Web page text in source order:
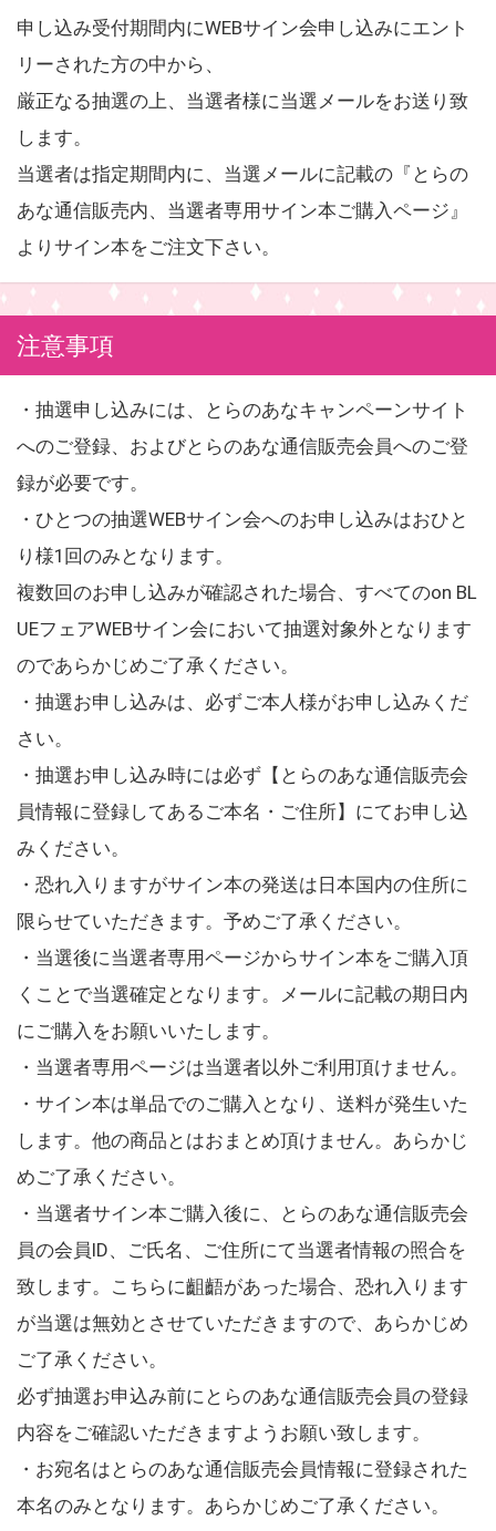
申し込み受付期間内にWEBサイン会申し込みにエント
リーされた方の中から、
厳正なる抽選の上、当選者様に当選メールをお送り致
します。
当選者は指定期間内に、当選メールに記載の『とらの
あな通信販売内、当選者専用サイン本ご購入ページ』
よりサイン本をご注文下さい。
注意事項
・抽選申し込みには、とらのあなキャンペーンサイト
へのご登録、およびとらのあな通信販売会員へのご登
録が必要です。
・ひとつの抽選WEBサイン会へのお申し込みはおひと
り様1回のみとなります。
複数回のお申し込みが確認された場合、すべてのon BL
UEフェアWEBサイン会において抽選対象外となります
のであらかじめご了承ください。
・抽選お申し込みは、必ずご本人様がお申し込みくだ
さい。
・抽選お申し込み時には必ず【とらのあな通信販売会
員情報に登録してあるご本名・ご住所】にてお申し込
みください。
・恐れ入りますがサイン本の発送は日本国内の住所に
限らせていただきます。予めご了承ください。
・当選後に当選者専用ページからサイン本をご購入頂
くことで当選確定となります。メールに記載の期日内
にご購入をお願いいたします。
・当選者専用ページは当選者以外ご利用頂けません。
・サイン本は単品でのご購入となり、送料が発生いた
します。他の商品とはおまとめ頂けません。あらかじ
めご了承ください。
・当選者サイン本ご購入後に、とらのあな通信販売会
員の会員ID、ご氏名、ご住所にて当選者情報の照合を
致します。こちらに齟齬があった場合、恐れ入ります
が当選は無効とさせていただきますので、あらかじめ
ご了承ください。
必ず抽選お申込み前にとらのあな通信販売会員の登録
内容をご確認いただきますようお願い致します。
・お宛名はとらのあな通信販売会員情報に登録された
本名のみとなります。あらかじめご了承ください。